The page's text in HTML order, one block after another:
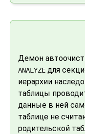
Демон
ANALYZE для
иерархии
таблицы
данные в ней
таблице не
родительской